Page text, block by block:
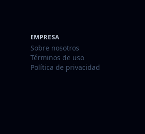
EMPRESA
Sobre nosotros
Términos de uso
Política de privacidad